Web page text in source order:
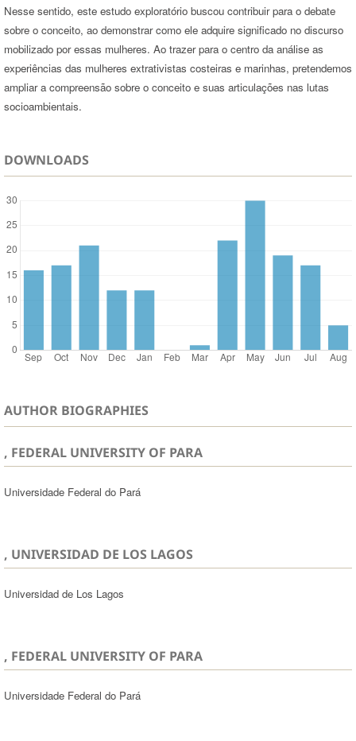
Nesse sentido, este estudo exploratório buscou contribuir para o debate
sobre o conceito, ao demonstrar como ele adquire significado no discurso
mobilizado por essas mulheres. Ao trazer para o centro da análise as
experiências das mulheres extrativistas costeiras e marinhas, pretendemos
ampliar a compreensão sobre o conceito e suas articulações nas lutas
socioambientais.
DOWNLOADS
AUTHOR BIOGRAPHIES
, FEDERAL UNIVERSITY OF PARA
Universidade Federal do Pará
, UNIVERSIDAD DE LOS LAGOS
Universidad de Los Lagos
, FEDERAL UNIVERSITY OF PARA
Universidade Federal do Pará